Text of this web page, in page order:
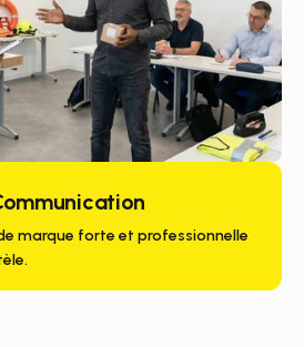
marque forte et professionnelle